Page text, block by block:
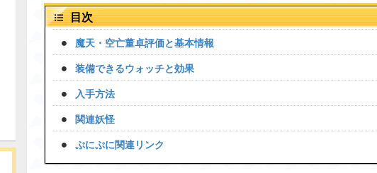
目次
魔天・空亡董卓評価と基本情報
装備できるウォッチと効果
入手方法
関連妖怪
ぷにぷに関連リンク